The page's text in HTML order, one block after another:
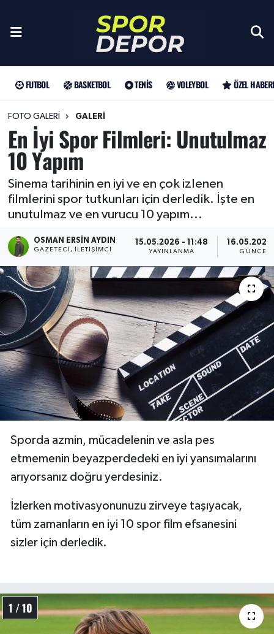
FUTBOL BASKETBOL TENIS VOLEYBOL ÖZEL
FOTO GALERI GALERI
En İyi Spor Filmleri: Unutulmaz
10 Yapım
Sinema tarihinin en iyi ve en çok izlenen
filmlerini spor tutkunları için derledik. İşte en
unutulmaz ve en vurucu 10 yapım...
OSMAN ERSIN AYDIN
GAZETECI, İLETIŞIMCI
15.05.2026 - 11:48
YAYINLANMA
16.05.2026
Sporda azmin, mücadelenin ve asla pes
etmemenin beyazperdedeki en iyi yansımalarını
arıyorsanız doğru yerdesiniz.
İzlerken motivasyonunuzu zirveye taşıyacak,
tüm zamanların en iyi 10 spor film efsanesini
sizler için derledik.
1 / 10
Beşiktaş
Trabzonspor
Trendyol Süper Lig
Şampiyonlar Ligi
UEFA Avrupa Ligi
Avrupa Konferans Ligi
İngiltere Premier Lig
Almanya Bundesliga
La Liga
Serie A
Türkiye Basketbol Ligi
Tenis
WTA
Voleybol
Sultanlar Ligi
Özel Haberler
Muhabirler
Futbol
Basketbol
Şampiyonlar Ligi
UEFA Avrupa Ligi
Avrupa Konferans Ligi
Trendyol Süper Lig
İngiltere Premier Lig
La Liga
Almanya Bundesliga
Serie A
Fransa Ligue 1
Eredevise
Portekiz Ligi
Diğer Futbol Ligleri
Kadınlar Basketbol Ligi
Nöbetçi Eczaneler
Trafik Durumu
Süper Lig Puan Durumu ve Fikstür
Tüm Manşetler
Son Dakika Haberleri
Haber Arşivi